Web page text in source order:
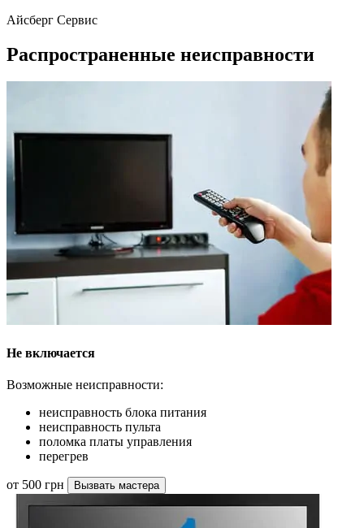
Айсберг Сервис
Распространенные неисправности
Не включается
Возможные неисправности:
неисправность блока питания
неисправность пульта
поломка платы управления
перегрев
от 500 грн Вызвать мастера